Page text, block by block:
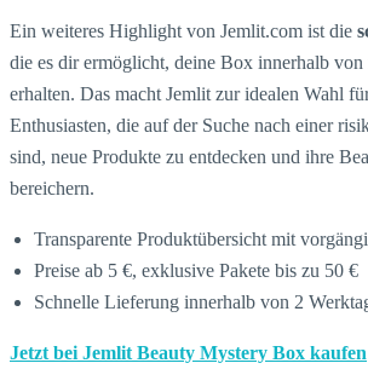
Ein weiteres Highlight von Jemlit.com ist die
die es dir ermöglicht, deine Box innerhalb
erhalten. Das macht Jemlit zur idealen Wahl
Enthusiasten, die auf der Suche nach einer
sind, neue Produkte zu entdecken und ihre
bereichern.
Transparente Produktübersicht mit
Preise ab 5 €, exklusive Pakete bis zu 50 €
Schnelle Lieferung innerhalb von 2
Jetzt bei Jemlit Beauty Mystery Box kaufen